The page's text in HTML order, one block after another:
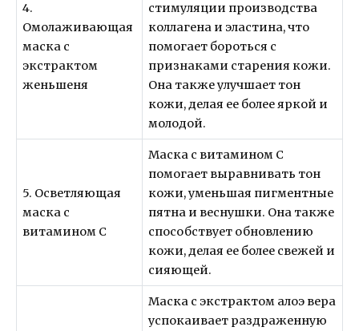
4.
Омолаживающая
маска с
экстрактом
женьшеня
стимуляции производства
коллагена и эластина, что
помогает бороться с
признаками старения кожи.
Она также улучшает тон
кожи, делая ее более яркой и
молодой.
5. Осветляющая
маска с
витамином С
Маска с витамином С
помогает выравнивать тон
кожи, уменьшая пигментные
пятна и веснушки. Она также
способствует обновлению
кожи, делая ее более свежей и
сияющей.
Маска с экстрактом алоэ вера
успокаивает раздраженную